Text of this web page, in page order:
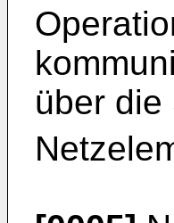
über die